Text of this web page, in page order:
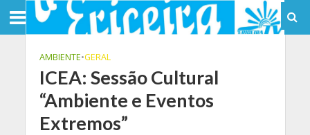
AMBIENTE•GERAL
ICEA: Sessão Cultural
“Ambiente e Eventos
Extremos”